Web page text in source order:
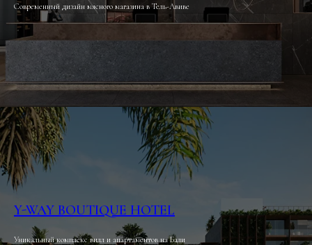
Современный дизайн мясного магазина в Тель-Авиве
Y-WAY BOUTIQUE HOTEL
Уникальный комплекс вилл и апартаментов на Бали